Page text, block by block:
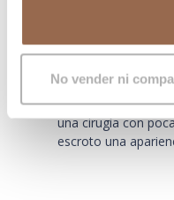
No vender ni
Prótesis de
son estructuras
tras una
metaidoioplastia,
una cirugía con
escroto una